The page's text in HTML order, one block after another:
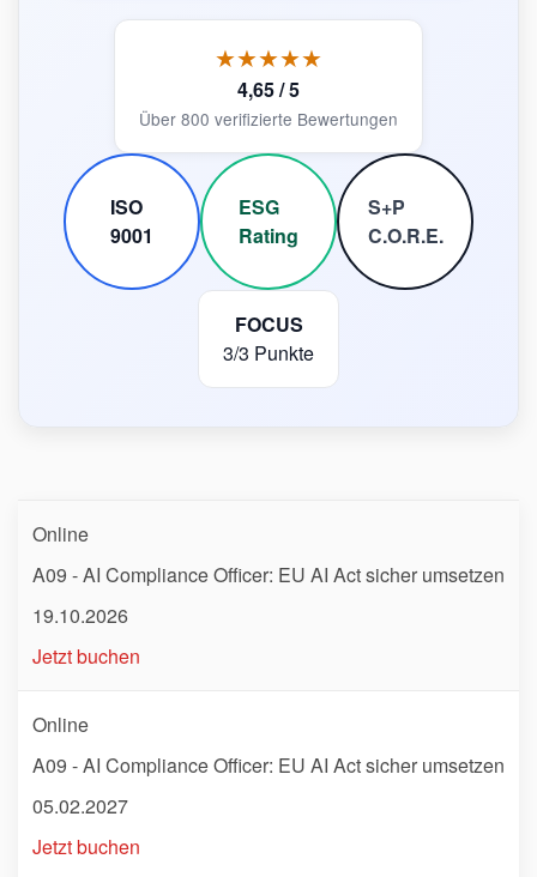
★★★★★
4,65 / 5
Über 800 verifizierte Bewertungen
ISO
9001
ESG
Rating
S+P
C.O.R.E.
FOCUS
3/3 Punkte
Online
A09 - AI Compliance Officer: EU AI Act sicher umsetzen
19.10.2026
Jetzt buchen
Online
A09 - AI Compliance Officer: EU AI Act sicher umsetzen
05.02.2027
Jetzt buchen